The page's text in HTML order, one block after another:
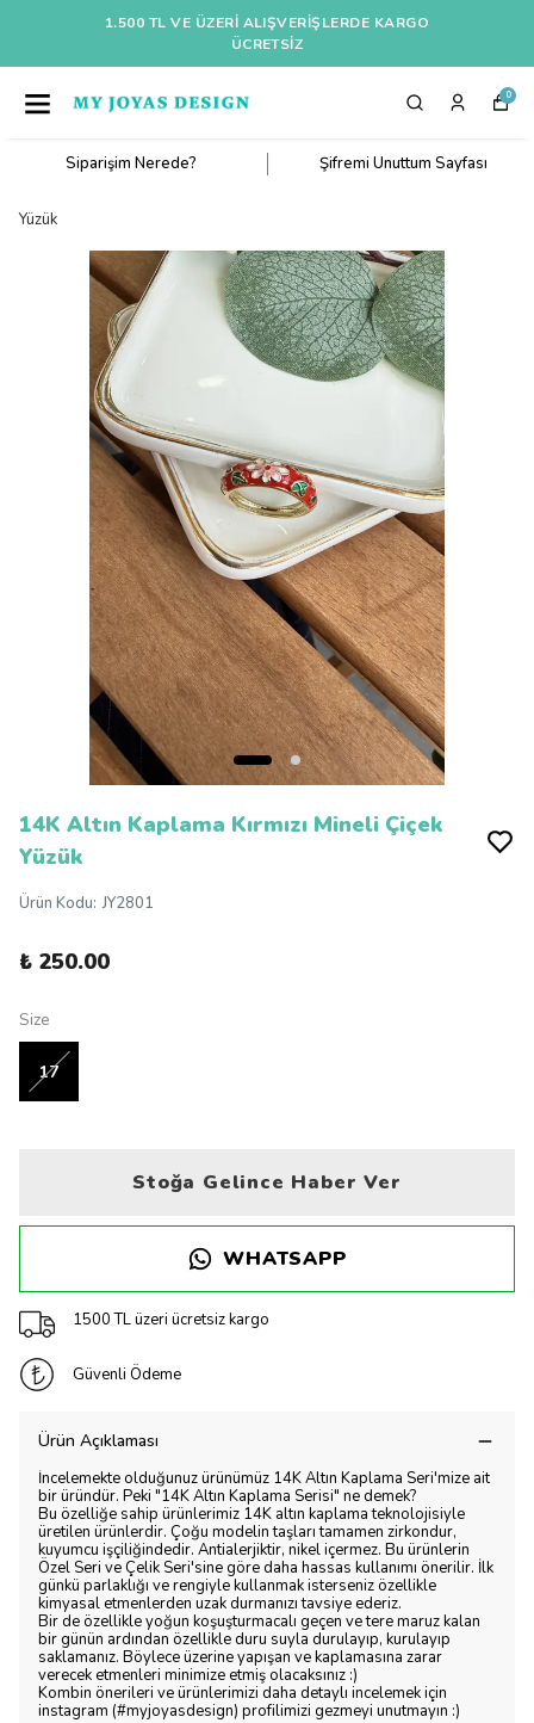
1.500 TL VE ÜZERI ALIŞVERIŞLERDE KARGO
ÜCRETSİZ
0
Siparişim Nerede? Şifremi Unuttum Sayfası
Yüzük
14K Altın Kaplama Kırmızı Mineli Çiçek
Yüzük
Ürün Kodu: JY2801
₺ 250.00
Size
17
Stoğa Gelince Haber Ver
WHATSAPP
1500 TL üzeri ücretsiz kargo
Güvenli Ödeme
Ürün Açıklaması
İncelemekte olduğunuz ürünümüz 14K Altın Kaplama Seri'mize ait
bir üründür. Peki "14K Altın Kaplama Serisi" ne demek?
Bu özelliğe sahip ürünlerimiz 14K altın kaplama teknolojisiyle
üretilen ürünlerdir. Çoğu modelin taşları tamamen zirkondur,
kuyumcu işçiliğindedir. Antialerjiktir, nikel içermez. Bu ürünlerin
Özel Seri ve Çelik Seri'sine göre daha hassas kullanımı önerilir. İlk
günkü parlaklığı ve rengiyle kullanmak isterseniz özellikle
kimyasal etmenlerden uzak durmanızı tavsiye ederiz.
Bir de özellikle yoğun koşuşturmacalı geçen ve tere maruz kalan
bir günün ardından özellikle duru suyla durulayıp, kurulayıp
saklamanız. Böylece üzerine yapışan ve kaplamasına zarar
verecek etmenleri minimize etmiş olacaksınız :)
Kombin önerileri ve ürünlerimizi daha detaylı incelemek için
instagram (#myjoyasdesign) profilimizi gezmeyi unutmayın :)